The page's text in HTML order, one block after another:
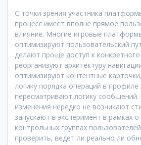
С точки зрения участника
процесс имеет вполне прямое
влияние. Многие игровые
оптимизируют пользовательский
делают проще доступ к
реорганизуют архитектуру
оптимизируют контентные
логику порядка операций в профиле
пересматривают логику
изменения нередко не возникают
запускают в эксперимент в рамках
контрольных группах
проверить, ведет ли реально ли